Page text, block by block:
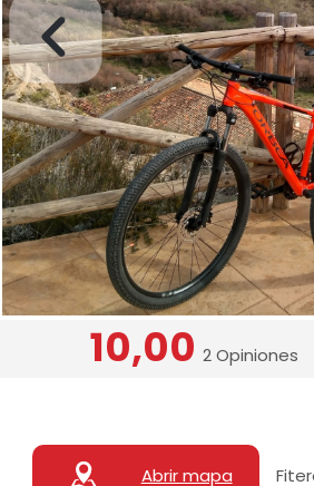
10,00 2 Opiniones
Abrir mapa